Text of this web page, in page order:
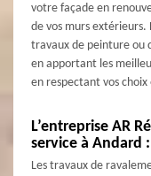
votre façade en
de vos murs
travaux de peinture ou
en apportant les
en respectant vos choix
L’entreprise AR
service à Andard
Les travaux de